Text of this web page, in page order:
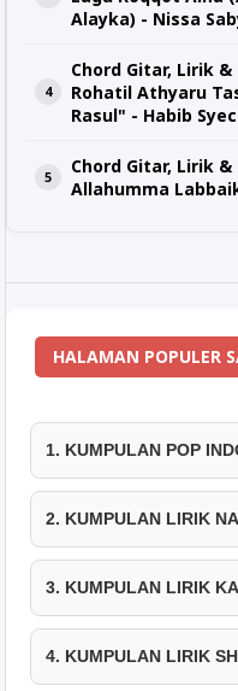
Alayka) - Nissa
Chord Gitar, Lirik
Rohatil Athyaru
Rasul" - Habib
Chord Gitar, Lirik
Allahumma
HALAMAN POPULER
1. KUMPULAN POP
2. KUMPULAN LIRIK
3. KUMPULAN LIRIK
4. KUMPULAN LIRIK